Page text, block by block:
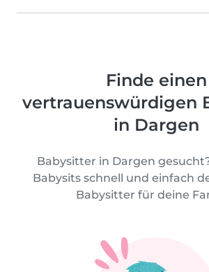
Finde einen
vertrauenswürdigen
in Dargen
Babysitter in Dargen
Babysits schnell und einfach
Babysitter für deine